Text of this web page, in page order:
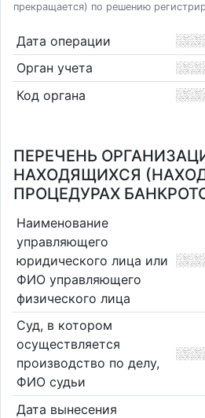
прекращается) по решению
Дата операции
Орган учета
Код органа
ПЕРЕЧЕНЬ
НАХОДЯЩИХСЯ
ПРОЦЕДУРАХ
Наименование
управляющего
юридического лица или
ФИО управляющего
физического лица
Суд, в котором
осуществляется
производство по делу,
ФИО судьи
Дата вынесения